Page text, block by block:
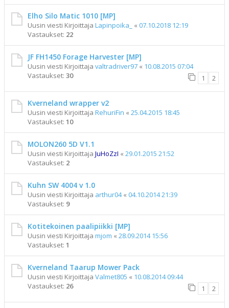
Elho Silo Matic 1010 [MP]
Uusin viesti Kirjoittaja Lapinpoika_ « 07.10.2018 12:19
Vastaukset: 22
JF FH1450 Forage Harvester [MP]
Uusin viesti Kirjoittaja valtradriver97 « 10.08.2015 07:04
Vastaukset: 30 1 2
Kverneland wrapper v2
Uusin viesti Kirjoittaja RehuriFin « 25.04.2015 18:45
Vastaukset: 10
MOLON260 5D V1.1
Uusin viesti Kirjoittaja JuHoZzI « 29.01.2015 21:52
Vastaukset: 2
Kuhn SW 4004 v 1.0
Uusin viesti Kirjoittaja arthur04« 04.10.2014 21:39
Vastaukset: 9
Kotitekoinen paalipiikki [MP]
Uusin viesti Kirjoittaja mjom « 28.09.2014 15:56
Vastaukset: 1
Kverneland Taarup Mower Pack
Uusin viesti Kirjoittaja Valmet805 « 10.08.2014 09:44
Vastaukset: 26 1 2